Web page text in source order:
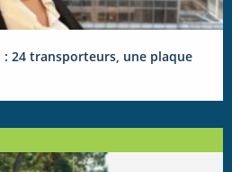
24 transporteurs, une plaque